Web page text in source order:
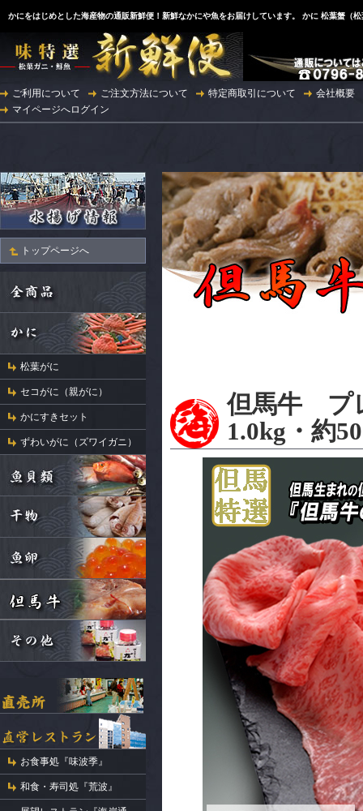
かにをはじめとした海産物の通販新鮮便！新鮮なかにや魚をお届けしています。 かに 松葉
ご利用について ご注文方法について 特定商取引について
会社概要
マイページへログイン
トップページへ
松葉がに
セコがに（親がに）
かにすきセット
ずわいがに（ズワイガニ）
お食事処『味波季』
和食・寿司処『荒波』
但馬牛 プ
1.0kg・約